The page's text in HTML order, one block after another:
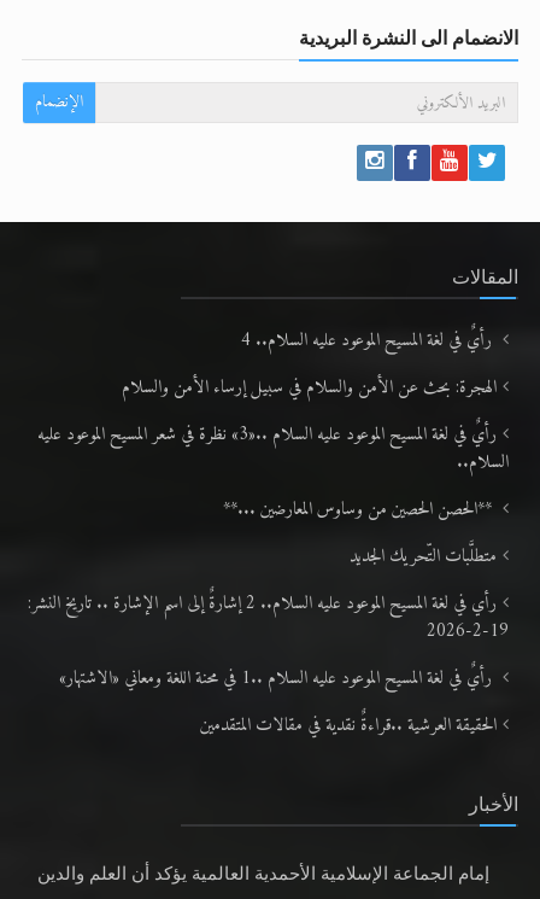
الانضمام الى النشرة البريدية
الإنضمام
المقالات
رأيٌ في لغة المسيح الموعود عليه السلام.. 4
الهجرة: بحث عن الأمن والسلام في سبيل إرساء الأمن والسلام
رأيٌ في لغة المسيح الموعود عليه السلام ..«3» نظرة في شعر المسيح الموعود عليه
السلام..
**الحصن الحصين من وساوس المعارضين ...**
متطلَّبات التّحريك الجديد
رأي في لغة المسيح الموعود عليه السلام.. 2 إشارةٌ إلى اسم الإشارة .. تاريخ النشر:
19-2-2026
رأيٌ في لغة المسيح الموعود عليه السلام ..1 في محنة اللغة ومعاني «الاشتهار»
الحقيقة العرشية ..قراءةٌ نقدية في مقالات المتقدمين
الأخبار
إمام الجماعة الإسلامية الأحمدية العالمية يؤكد أن العلم والدين